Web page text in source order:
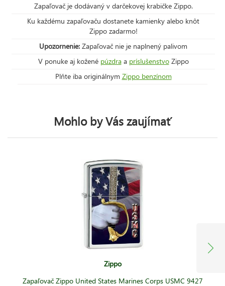
Zapaľovač je dodávaný v darčekovej krabičke Zippo.
Ku každému zapaľovaču dostanete kamienky alebo knôt
Zippo zadarmo!
Upozornenie: Zapaľovač nie je naplnený palivom
V ponuke aj kožené púzdraa príslušenstvoZippo
Plňte iba originálnym Zippo benzínom
Mohlo by Vás zaujímať
Zippo
Zapaľovač Zippo United States Marines Corps USMC 9427